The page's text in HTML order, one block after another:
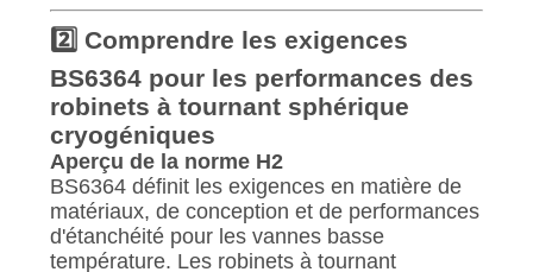
2️⃣ Comprendre les exigences
BS6364 pour les performances des
robinets à tournant sphérique
cryogéniques
Aperçu de la norme H2
BS6364 définit les exigences en matière de
matériaux, de conception et de performances
d'étanchéité pour les vannes basse
température. Les robinets à tournant